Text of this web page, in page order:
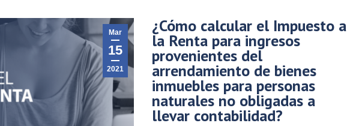
Mar
15
2021
¿Cómo calcular el Impuesto a
la Renta para ingresos
provenientes del
arrendamiento de bienes
inmuebles para personas
naturales no obligadas a
llevar contabilidad?